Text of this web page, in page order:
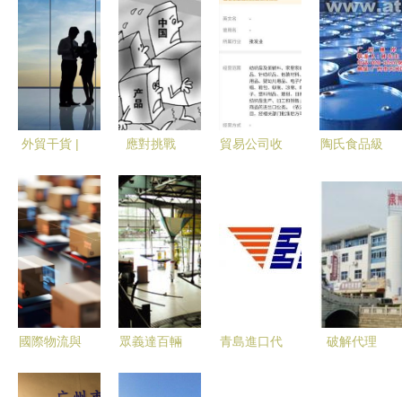
外貿干貨 |
客戶變成你
的代理客戶
—挖掘客戶
更有效的方
法
應對挑戰
澳大利亞鋁
輪轂反傾銷
期中復審中
的策略與實
踐
貿易公司收
告宣傳費發
票應掛什么
注意！
陶氏食品級
圖片及廠家
詳情——阿
土伯交易網
專業貿易代
理指南
國際物流與
眾義達百輛
青島進口代
破解代理